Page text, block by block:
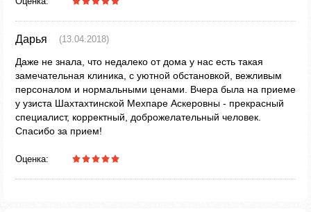
Дарья (13.04.2018)
Даже не знала, что недалеко от дома у нас есть такая
замечательная клиника, с уютной обстановкой, вежливым
персоналом и нормальными ценами. Вчера была на приеме
у узиста Шахтахтинской Мехпаре Аскеровны - прекрасный
специалист, корректный, доброжелательный человек.
Спасибо за прием!
Оценка: